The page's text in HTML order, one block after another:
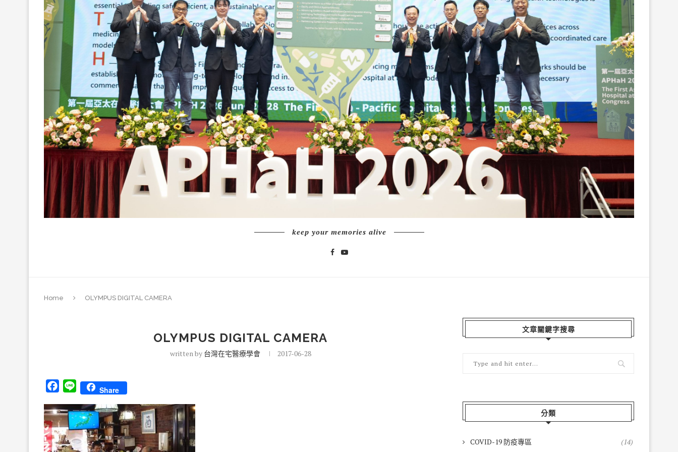
keep your memories alive
Home OLYMPUS DIGITAL CAMERA
OLYMPUS DIGITAL CAMERA
written by 台灣在宅醫療學會 2017-06-28
Facebook
Line Share
文章關鍵字搜尋
分類
COVID-19 防疫專區 (14)